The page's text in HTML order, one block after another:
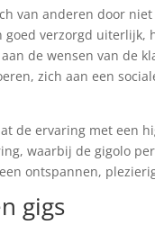
van anderen door
verzorgd uiterlijk,
de wensen van de
zich aan een
de ervaring met een
waarbij de gigolo
ontspannen,
gigs